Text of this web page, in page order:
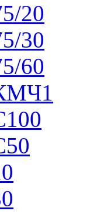
20
30
60